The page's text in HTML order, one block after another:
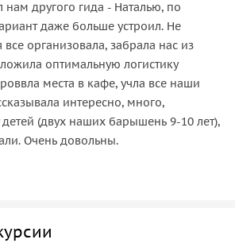
другого гида - Наталью, по
даже больше устроил. Не
организовала, забрала нас из
оптимальную логистику
места в кафе, учла все наши
интересно, много,
детей (двух наших барышень 9-10 лет),
Очень довольны.